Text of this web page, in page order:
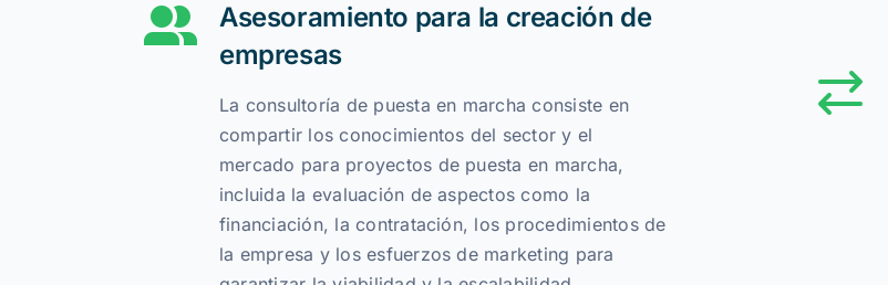
Asesoramiento para la creación de
empresas
La consultoría de puesta en marcha consiste en
compartir los conocimientos del sector y el
mercado para proyectos de puesta en marcha,
incluida la evaluación de aspectos como la
financiación, la contratación, los procedimientos de
la empresa y los esfuerzos de marketing para